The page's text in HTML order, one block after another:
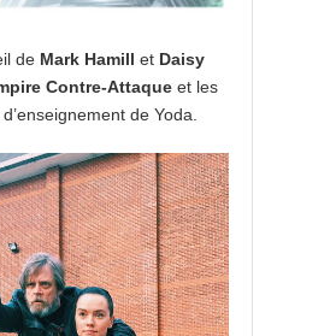
de Mark Hamill et Daisy
Contre-Attaqueet les
de Yoda.